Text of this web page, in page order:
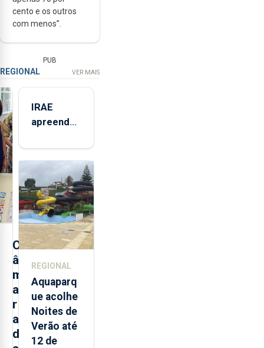
cento e os outros
com menos”.
PUB
REGIONAL VER MAIS
C
â
m
a
r
a
d
IRAE
apreendeu
toneladas
de
alimentos
entre
2021 e
2025 nos
Açores
REGIONAL
Aquaparq
ue acolhe
Noites de
Verão até
12 de